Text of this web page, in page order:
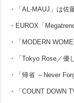
・「AL-MAUJ」は佐
・EUROX「
・「MODERN
・「Tokyo Rose／優
・「帰省 ～Never
・「COUNT DOWN